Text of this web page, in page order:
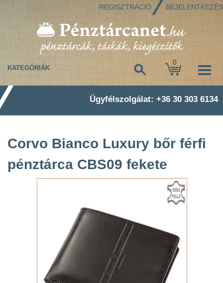
REGISZTRÁCIÓ BEJELENTKEZÉS
0
KATEGÓRIÁK
Ügyfélszolgálat: +36 30 303 6134
Corvo Bianco Luxury bőr férfi
pénztárca CBS09 fekete